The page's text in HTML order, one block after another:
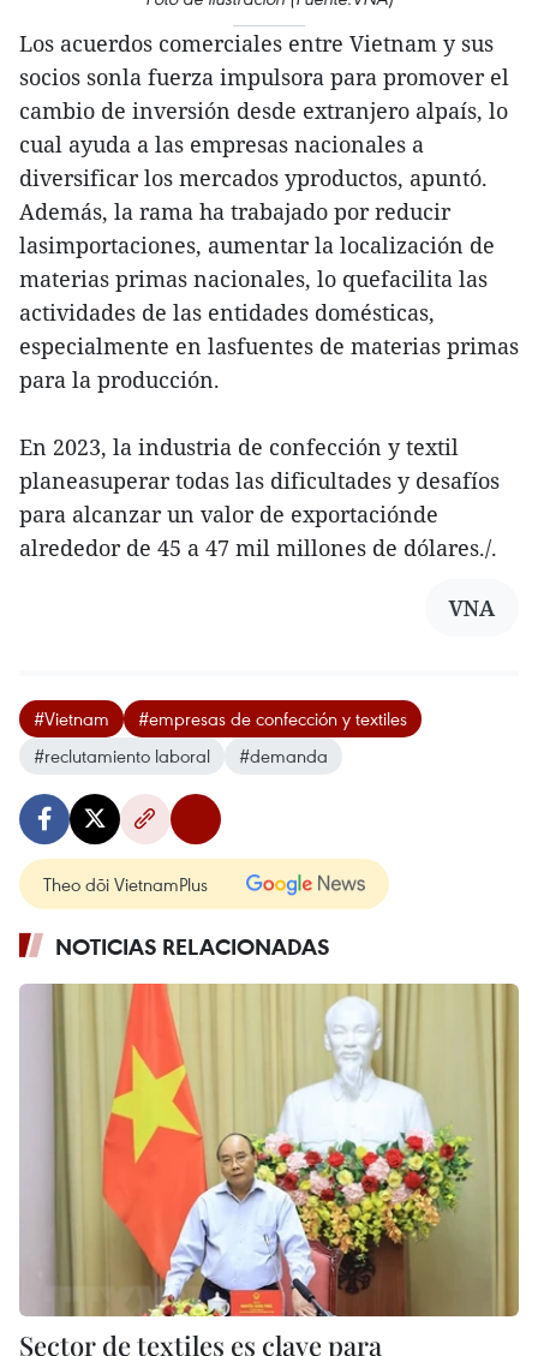
Los acuerdos comerciales entre Vietnam y sus
socios sonla fuerza impulsora para promover el
cambio de inversión desde extranjero alpaís, lo
cual ayuda a las empresas nacionales a
diversificar los mercados yproductos, apuntó.
Además, la rama ha trabajado por reducir
lasimportaciones, aumentar la localización de
materias primas nacionales, lo quefacilita las
actividades de las entidades domésticas,
especialmente en lasfuentes de materias primas
para la producción.
En 2023, la industria de confección y textil
planeasuperar todas las dificultades y desafíos
para alcanzar un valor de exportaciónde
alrededor de 45 a 47 mil millones de dólares./.
VNA
#Vietnam
#empresas de confección y textiles
#reclutamiento laboral
#demanda
Theo dõi VietnamPlus
NOTICIAS RELACIONADAS
Sector de textiles es clave para